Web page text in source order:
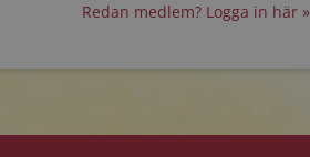
Redan medlem? Logga in här »